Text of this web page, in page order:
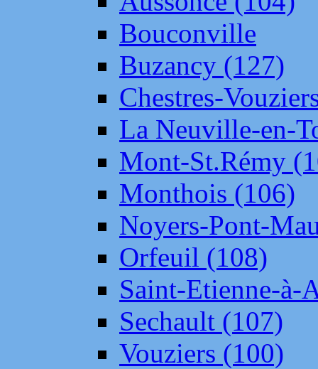
Bouconville
Buzancy (127)
Chestres-
La Neuville-en-
Mont-St.Rémy
Monthois (106)
Noyers-Pont-
Orfeuil (108)
Saint-Etienne-à-
Sechault (107)
Vouziers (100)